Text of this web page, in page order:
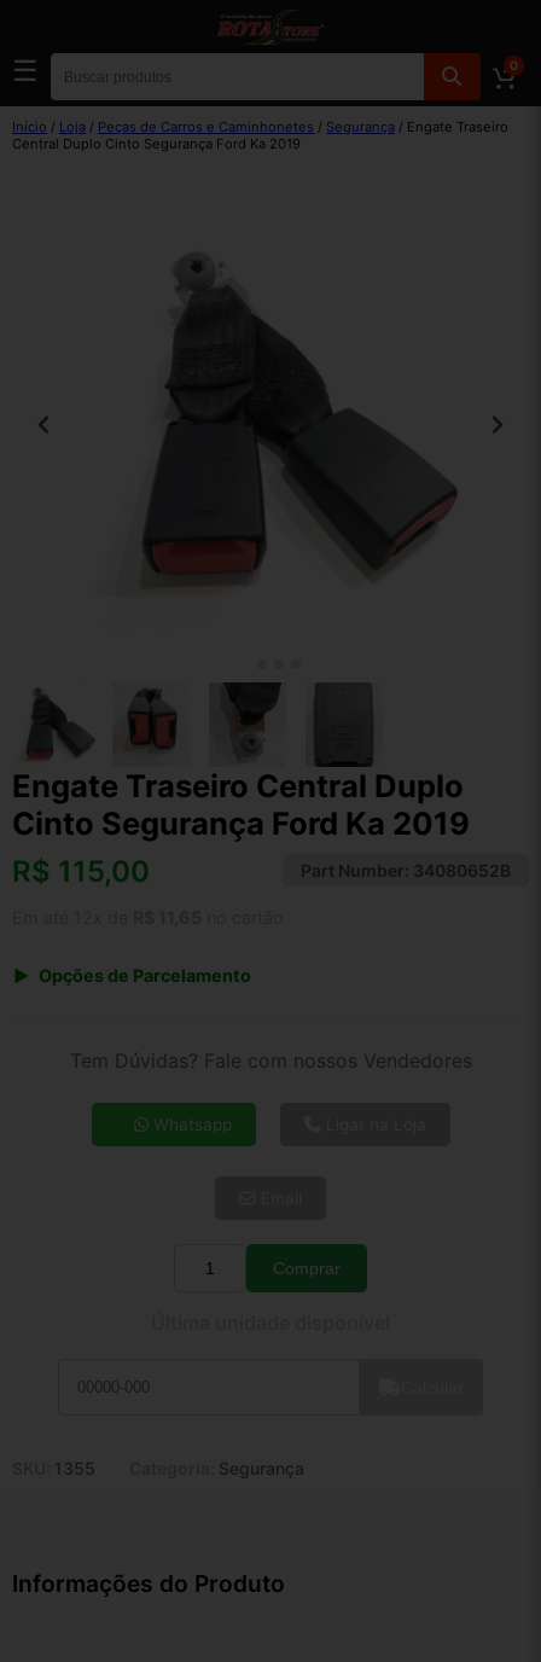
☰ 0
Início / Loja / Peças de Carros e Caminhonetes / Segurança / Engate Traseiro
Central Duplo Cinto Segurança Ford Ka 2019
Engate Traseiro Central Duplo
Cinto Segurança Ford Ka 2019
R$ 115,00 Part Number: 34080652B
Opções de Parcelamento
4x de R$ 31,87
5x de R$ 25,83
Tem Dúvidas? Fale com nossos Vendedores
Whatsapp
Quantidade
Comprar
1355 Segurança
Informações do Produto